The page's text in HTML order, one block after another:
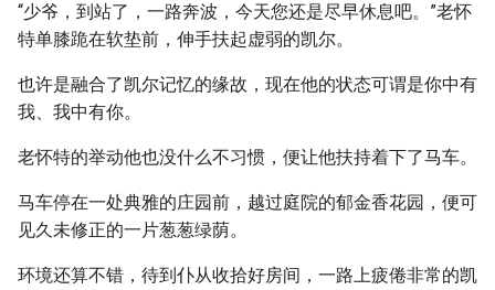
“少爷，到站了，一路奔波，今天您还是尽早休息吧。”老怀
特单膝跪在软垫前，伸手扶起虚弱的凯尔。
也许是融合了凯尔记忆的缘故，现在他的状态可谓是你中有
我、我中有你。
老怀特的举动他也没什么不习惯，便让他扶持着下了马车。
马车停在一处典雅的庄园前，越过庭院的郁金香花园，便可
见久未修正的一片葱葱绿荫。
环境还算不错，待到仆从收拾好房间，一路上疲倦非常的凯